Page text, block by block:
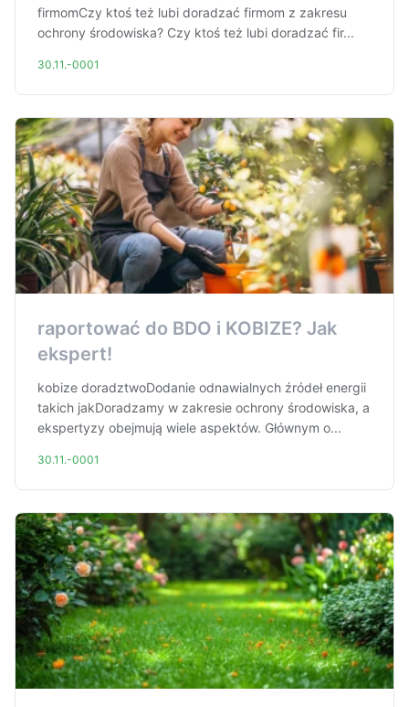
firmomCzy ktoś też lubi doradzać firmom z zakresu
ochrony środowiska? Czy ktoś też lubi doradzać fir...
30.11.-0001
raportować do BDO i KOBIZE? Jak
ekspert!
kobize doradztwoDodanie odnawialnych źródeł energii
takich jakDoradzamy w zakresie ochrony środowiska, a
ekspertyzy obejmują wiele aspektów. Głównym o...
30.11.-0001